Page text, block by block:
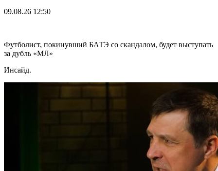
09.08.26 12:50
Футболист, покинувший БАТЭ со скандалом, будет выступать
за дубль «МЛ»
Инсайд.